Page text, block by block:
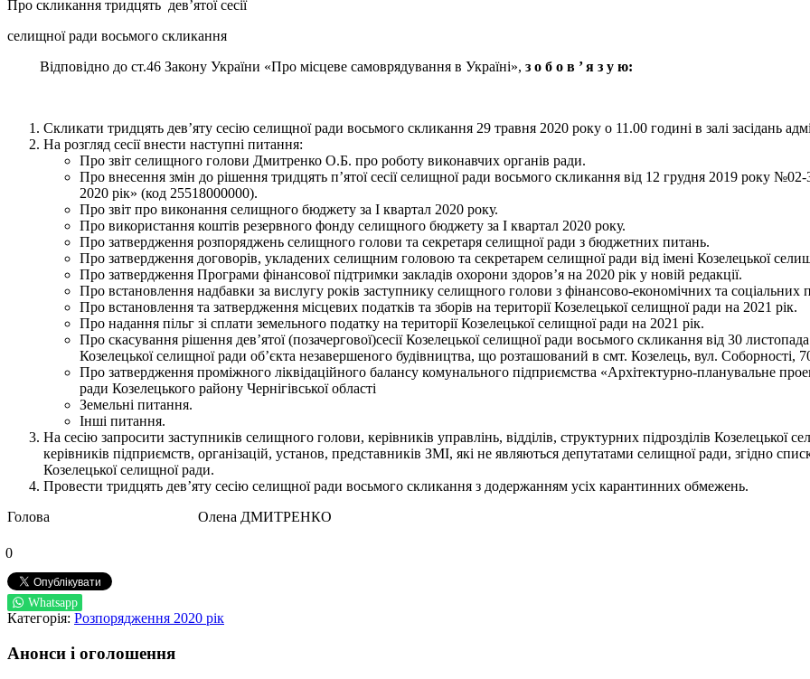
Про скликання тридцять дев’ятої сесії
селищної ради восьмого скликання
Відповідно до ст.46 Закону України «Про місцеве самоврядування в Україні», з о б о в ’я з у ю:
Скликати тридцять дев’яту сесію селищної ради восьмого скликання 29 травня 2020 року о 11.00 годині в залі засідань
На розгляд сесії внести наступні питання:
Про звіт селищного голови Дмитренко О.Б. про роботу виконавчих органів ради.
Про внесення змін до рішення тридцять п’ятої сесії селищної ради восьмого скликання від 12 грудня 2019 року
2020 рік» (код 25518000000).
Про звіт про виконання селищного бюджету за І квартал 2020 року.
Про використання коштів резервного фонду селищного бюджету за І квартал 2020 року.
Про затвердження розпоряджень селищного голови та секретаря селищної ради з бюджетних питань.
Про затвердження договорів, укладених селищним головою та секретарем селищної ради від імені Козелецької
Про затвердження Програми фінансової підтримки закладів охорони здоров’я на 2020 рік у новій редакції.
Про встановлення надбавки за вислугу років заступнику селищного голови з фінансово-економічних та
Про встановлення та затвердження місцевих податків та зборів на території Козелецької селищної ради на 2021 рік.
Про надання пільг зі сплати земельного податку на території Козелецької селищної ради на 2021 рік.
Про скасування рішення дев’ятої (позачергової)сесії Козелецької селищної ради восьмого скликання від 30
Козелецької селищної ради об’єкта незавершеного будівництва, що розташований в смт. Козелець, вул. Соборності,
Про затвердження проміжного ліквідаційного балансу комунального підприємства «Архітектурно-планувальне
ради Козелецького району Чернігівської області
Земельні питання.
Інші питання.
На сесію запросити заступників селищного голови, керівників управлінь, відділів, структурних підрозділів Козелецької
керівників підприємств, організацій, установ, представників ЗМІ, які не являються депутатами селищної ради, згідно
Козелецької селищної ради.
Провести тридцять дев’яту сесію селищної ради восьмого скликання з додержанням усіх карантинних обмежень.
Голова Олена ДМИТРЕНКО
0
Whatsapp
Категорія: Розпорядження 2020 рік
Анонси і оголошення